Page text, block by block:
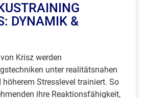
DYNAMIK &
Krisz werden
unter realitätsnahen
höherem Stresslevel trainiert. So
ihre Reaktionsfähigkeit,